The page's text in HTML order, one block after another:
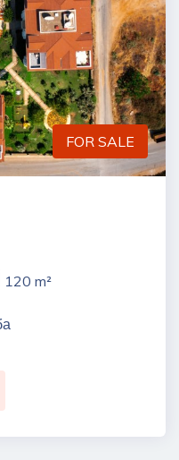
FOR SALE
120 m²